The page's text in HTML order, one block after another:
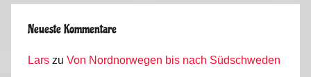
1
9
Neueste Kommentare
Lars zu Von Nordnorwegen bis nach Südschweden